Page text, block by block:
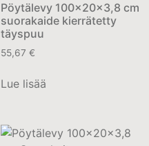
Pöytälevy 100x20x3,8 cm
suorakaide kierrätetty
täyspuu
55,67 €
Lue lisää